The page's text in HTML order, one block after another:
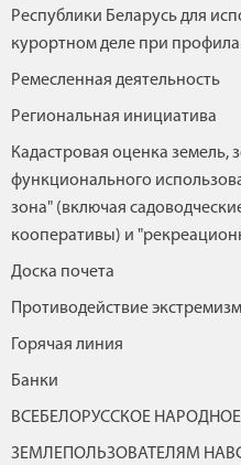
Республики Беларусь для
курортном деле при
Ремесленная деятельность
Региональная инициатива
Кадастровая оценка земель,
функционального
зона" (включая
кооперативы) и
Доска почета
Противодействие
Горячая линия
Банки
ВСЕБЕЛОРУССКОЕ
ЗЕМЛЕПОЛЬЗОВАТЕЛЯМ